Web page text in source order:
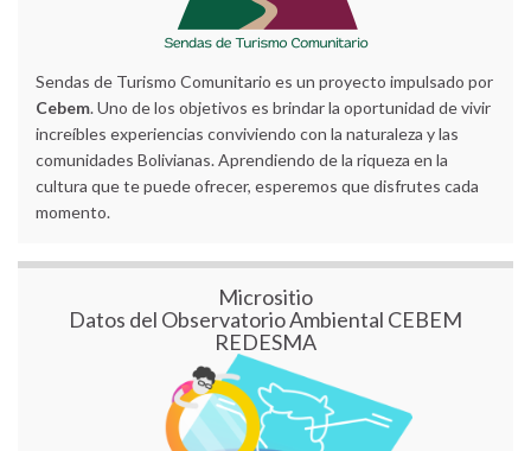
Sendas de Turismo Comunitario es un proyecto impulsado por
Cebem. Uno de los objetivos es brindar la oportunidad de vivir
increíbles experiencias conviviendo con la naturaleza y las
comunidades Bolivianas. Aprendiendo de la riqueza en la
cultura que te puede ofrecer, esperemos que disfrutes cada
momento.
Micrositio
Datos del Observatorio Ambiental CEBEM
REDESMA